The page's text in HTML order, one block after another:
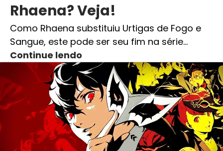
Rhaena? Veja!
Como Rhaena substituiu Urtigas de Fogo e
Sangue, este pode ser seu fim na série…
Continue lendo